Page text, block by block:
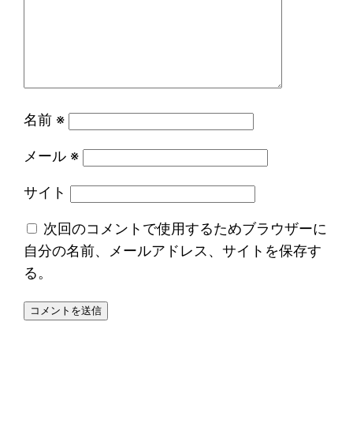
名前 ※
メール ※
サイト
次回のコメントで使用するためブラウザーに
自分の名前、メールアドレス、サイトを保存す
る。